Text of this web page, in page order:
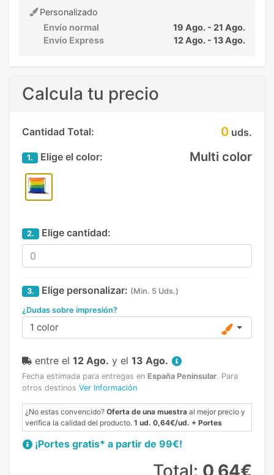
Personalizado
Envío normal
19 Ago. - 21 Ago.
Envío Express
12 Ago. - 13 Ago.
Calcula tu precio
Cantidad Total: 0 uds.
1. Elige el color: Multi color
2. Elige cantidad:
3. Elige personalizar: (Min. 5 Uds.)
¿Dudas sobre impresión?
1 color
entre el 12 Ago. y el 13 Ago.
Fecha estimada para entregas en España Peninsular. Para
otros destinos Ver Información
¿No estas convencido? Oferta de una muestra al mejor precio y
verifica la calidad del producto. 1 ud. 0,64€/ud. + Portes
¡Portes gratis* a partir de 99€!